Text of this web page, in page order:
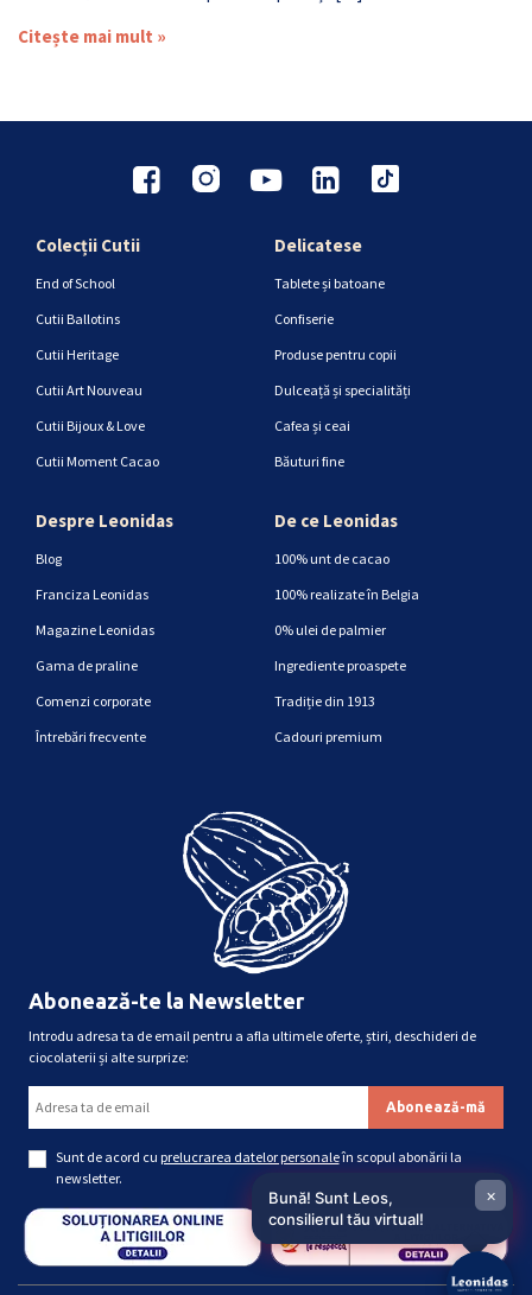
Citește mai mult »
Colecții Cutii
End of School
Cutii Ballotins
Cutii Heritage
Cutii Art Nouveau
Cutii Bijoux & Love
Cutii Moment Cacao
Delicatese
Tablete și batoane
Confiserie
Produse pentru copii
Dulceață și specialități
Cafea și ceai
Băuturi fine
Despre Leonidas
Blog
Franciza Leonidas
Magazine Leonidas
Gama de praline
Comenzi corporate
Întrebări frecvente
De ce Leonidas
100% unt de cacao
100% realizate în Belgia
0% ulei de palmier
Ingrediente proaspete
Tradiție din 1913
Cadouri premium
Abonează-te la Newsletter
Introdu adresa ta de email pentru a afla ultimele oferte, știri, deschideri de
ciocolaterii și alte surprize:
Sunt de acord cu prelucrarea datelor personaleîn scopul abonării la
newsletter.
Bună! Sunt Leos,
consilierul tău virtual!
×